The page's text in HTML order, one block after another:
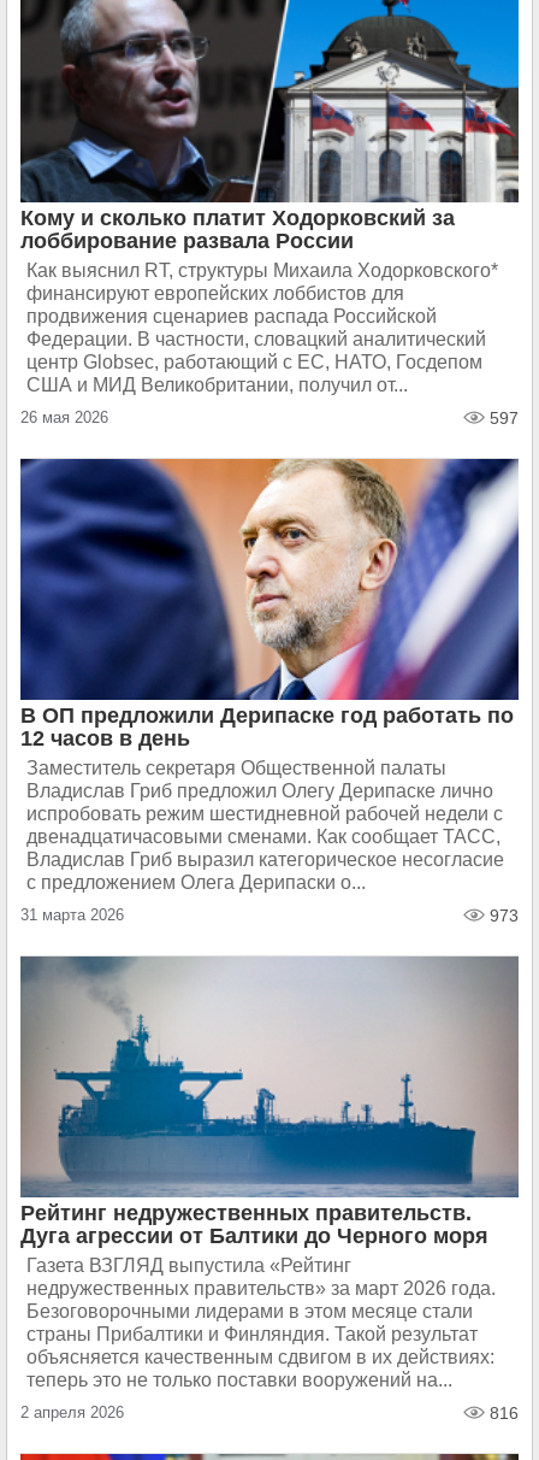
Кому и сколько платит Ходорковский за
лоббирование развала России
Как выяснил RT, структуры Михаила Ходорковского*
финансируют европейских лоббистов для
продвижения сценариев распада Российской
Федерации. В частности, словацкий аналитический
центр Globsec, работающий с ЕС, НАТО, Госдепом
США и МИД Великобритании, получил от...
26 мая 2026 597
В ОП предложили Дерипаске год работать по
12 часов в день
Заместитель секретаря Общественной палаты
Владислав Гриб предложил Олегу Дерипаске лично
испробовать режим шестидневной рабочей недели с
двенадцатичасовыми сменами. Как сообщает ТАСС,
Владислав Гриб выразил категорическое несогласие
с предложением Олега Дерипаски о...
31 марта 2026 973
Рейтинг недружественных правительств.
Дуга агрессии от Балтики до Черного моря
Газета ВЗГЛЯД выпустила «Рейтинг
недружественных правительств» за март 2026 года.
Безоговорочными лидерами в этом месяце стали
страны Прибалтики и Финляндия. Такой результат
объясняется качественным сдвигом в их действиях:
теперь это не только поставки вооружений на...
2 апреля 2026 816